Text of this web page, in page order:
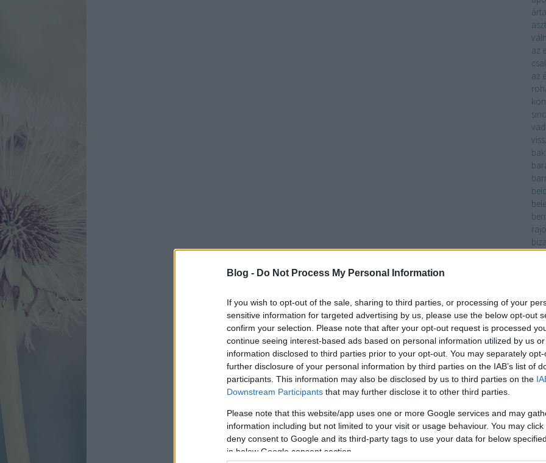
Blog - Do Not Process My Personal Information
If you wish to opt-out of the sale, sharing to third parties, or processing of your
sensitive information for targeted advertising by us, please use the below opt-out
confirm your selection. Please note that after your opt-out request is processed
continue seeing interest-based ads based on personal information utilized by us
information disclosed to third parties prior to your opt-out. You may separately
further disclosure of your personal information by third parties on the IAB’s list of
participants. This information may also be disclosed by us to third parties on the
Downstream Participants that may further disclose it to other third parties.
Please note that this website/app uses one or more Google services and may
information including but not limited to your visit or usage behaviour. You may
deny consent to Google and its third-party tags to use your data for below
in below Google consent section.
az
az
nők
látni
az